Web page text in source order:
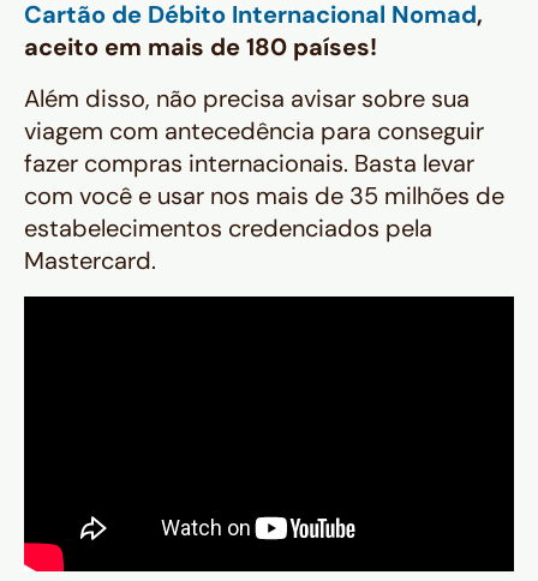
Cartão de Débito Internacional Nomad,
aceito em mais de 180 países!
Além disso, não precisa avisar sobre sua
viagem com antecedência para conseguir
fazer compras internacionais. Basta levar
com você e usar nos mais de 35 milhões de
estabelecimentos credenciados pela
Mastercard.